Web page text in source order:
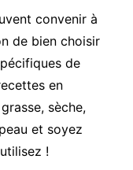
convenir à
de bien choisir
de
en
sèche,
et soyez
!